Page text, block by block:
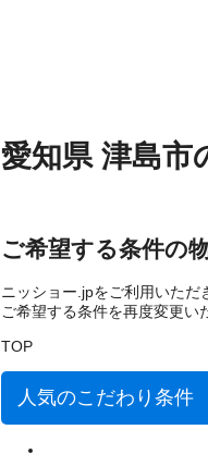
愛知県 津島市
ご希望する条件の
ニッショー.jpをご利用いただ
ご希望する条件を再度変更い
TOP
人気のこだわり条件